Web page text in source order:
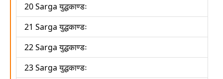
20 Sarga युद्धकाण्डः
21 Sarga युद्धकाण्डः
22 Sarga युद्धकाण्डः
23 Sarga युद्धकाण्डः